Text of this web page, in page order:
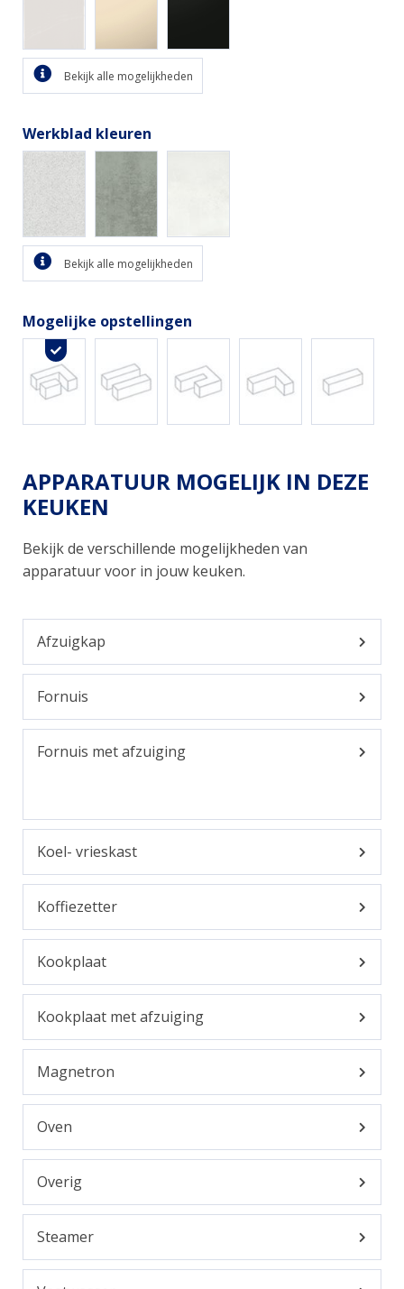
Bekijk alle mogelijkheden
Werkblad kleuren
Bekijk alle mogelijkheden
Mogelijke opstellingen
APPARATUUR MOGELIJK IN DEZE
KEUKEN
Bekijk de verschillende mogelijkheden van
apparatuur voor in jouw keuken.
Afzuigkap
Fornuis
Fornuis met afzuiging
Koel- vrieskast
Koffiezetter
Kookplaat
Kookplaat met afzuiging
Magnetron
Oven
Overig
Steamer